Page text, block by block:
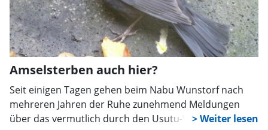
Amselsterben auch hier?
Seit einigen Tagen gehen beim Nabu Wunstorf nach
mehreren Jahren der Ruhe zunehmend Meldungen
über das vermutlich durch den Usutu-Virus